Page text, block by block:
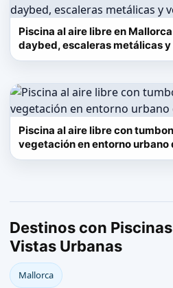
Piscina al aire libre en
daybed, escaleras metálicas
Piscina al aire libre con
vegetación en entorno urbano
Destinos con
Vistas Urbanas
Mallorca